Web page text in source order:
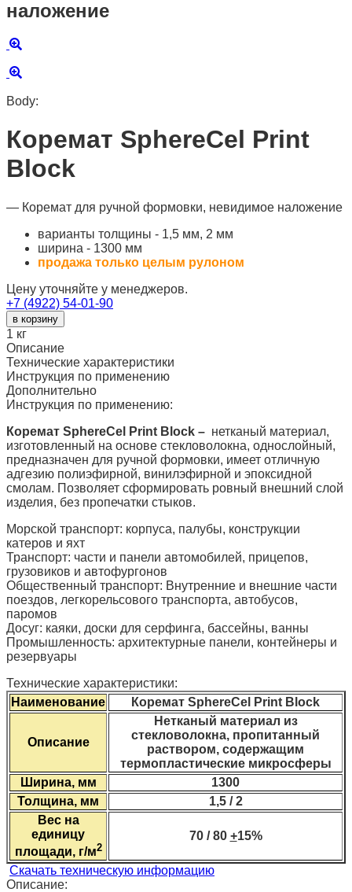
наложение
Body:
Коремат SphereCel Print
Block
— Коремат для ручной формовки, невидимое наложение
варианты толщины - 1,5 мм, 2 мм
ширина - 1300 мм
продажа только целым рулоном
Цену уточняйте у менеджеров.
+7 (4922) 54-01-90
в корзину
1 кг
Описание
Технические характеристики
Инструкция по применению
Дополнительно
Инструкция по применению:
Коремат SphereCel Print Block – нетканый материал,
изготовленный на основе стекловолокна, однослойный,
предназначен для ручной формовки, имеет отличную
адгезию полиэфирной, винилэфирной и эпоксидной
смолам. Позволяет сформировать ровный внешний слой
изделия, без пропечатки стыков.
Морской транспорт: корпуса, палубы, конструкции
катеров и яхт
Транспорт: части и панели автомобилей, прицепов,
грузовиков и автофургонов
Общественный транспорт: Внутренние и внешние части
поездов, легкорельсового транспорта, автобусов,
паромов
Досуг: каяки, доски для серфинга, бассейны, ванны
Промышленность: архитектурные панели, контейнеры и
резервуары
Технические характеристики:
Наименование
Коремат SphereCel Print Block
Описание
Нетканый материал из
стекловолокна, пропитанный
раствором, содержащим
термопластические микросферы
Ширина, мм
1300
Толщина, мм
1,5 / 2
Вес на
единицу
площади, г/м2
70 / 80 +15%
Скачать техническую информацию
Описание: